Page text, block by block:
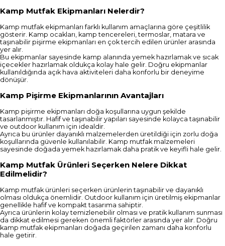
Kamp Mutfak Ekipmanları Nelerdir?
Kamp mutfak ekipmanları farklı kullanım amaçlarına göre çeşitlilik
gösterir. Kamp ocakları, kamp tencereleri, termoslar, matara ve
taşınabilir pişirme ekipmanları en çok tercih edilen ürünler arasında
yer alır.
Bu ekipmanlar sayesinde kamp alanında yemek hazırlamak ve sıcak
içecekler hazırlamak oldukça kolay hale gelir. Doğru ekipmanlar
kullanıldığında açık hava aktiviteleri daha konforlu bir deneyime
dönüşür.
Kamp Pişirme Ekipmanlarının Avantajları
Kamp pişirme ekipmanları doğa koşullarına uygun şekilde
tasarlanmıştır. Hafif ve taşınabilir yapıları sayesinde kolayca taşınabilir
ve outdoor kullanım için idealdir.
Ayrıca bu ürünler dayanıklı malzemelerden üretildiği için zorlu doğa
koşullarında güvenle kullanılabilir. Kamp mutfak malzemeleri
sayesinde doğada yemek hazırlamak daha pratik ve keyifli hale gelir.
Kamp Mutfak Ürünleri Seçerken Nelere Dikkat
Edilmelidir?
Kamp mutfak ürünleri seçerken ürünlerin taşınabilir ve dayanıklı
olması oldukça önemlidir. Outdoor kullanım için üretilmiş ekipmanlar
genellikle hafif ve kompakt tasarıma sahiptir.
Ayrıca ürünlerin kolay temizlenebilir olması ve pratik kullanım sunması
da dikkat edilmesi gereken önemli faktörler arasında yer alır. Doğru
kamp mutfak ekipmanları doğada geçirilen zamanı daha konforlu
hale getirir.